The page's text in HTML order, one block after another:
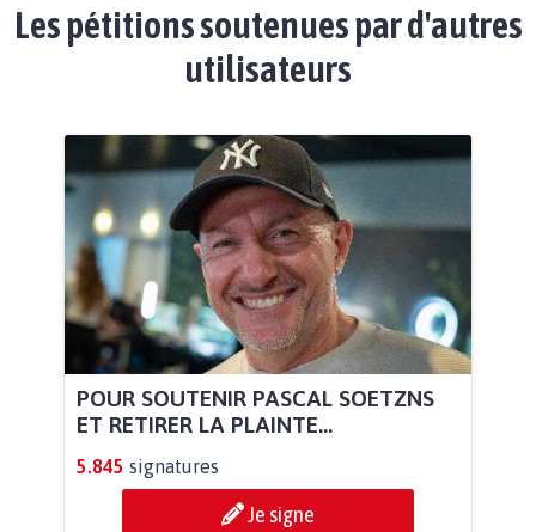
Les pétitions soutenues par d'autres
utilisateurs
POUR SOUTENIR PASCAL SOETZNS
ET RETIRER LA PLAINTE...
5.845 signatures
Je signe